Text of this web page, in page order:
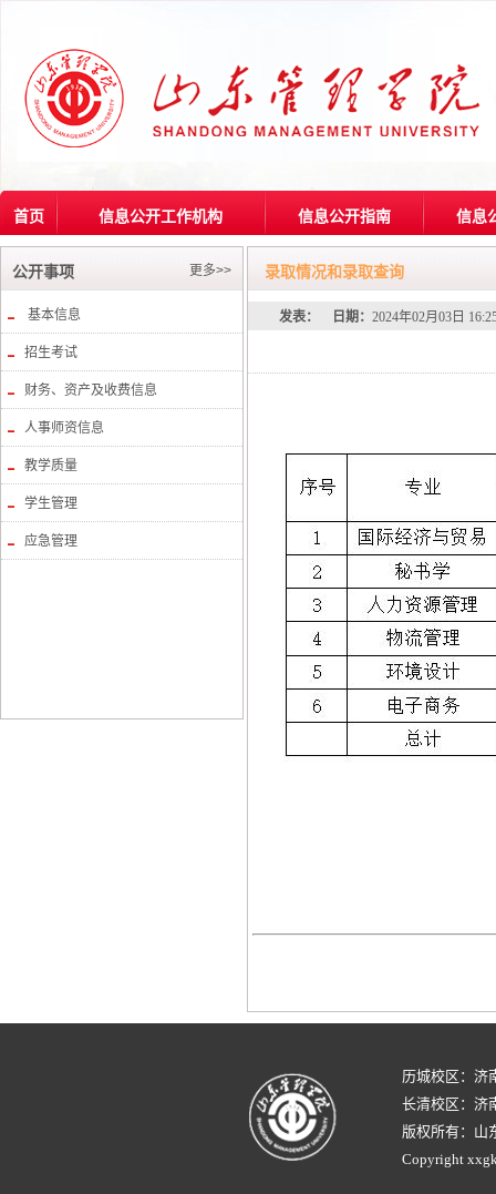
首页 信息公开工作机构 信息公开指南 信息
公开事项 更多>>
基本信息
招生考试
财务、资产及收费信息
人事师资信息
教学质量
学生管理
应急管理
录取情况和录取查询
发表： 日期： 2024年02月03日
历城校区：
长清校区：
版权所有：山
Copyright